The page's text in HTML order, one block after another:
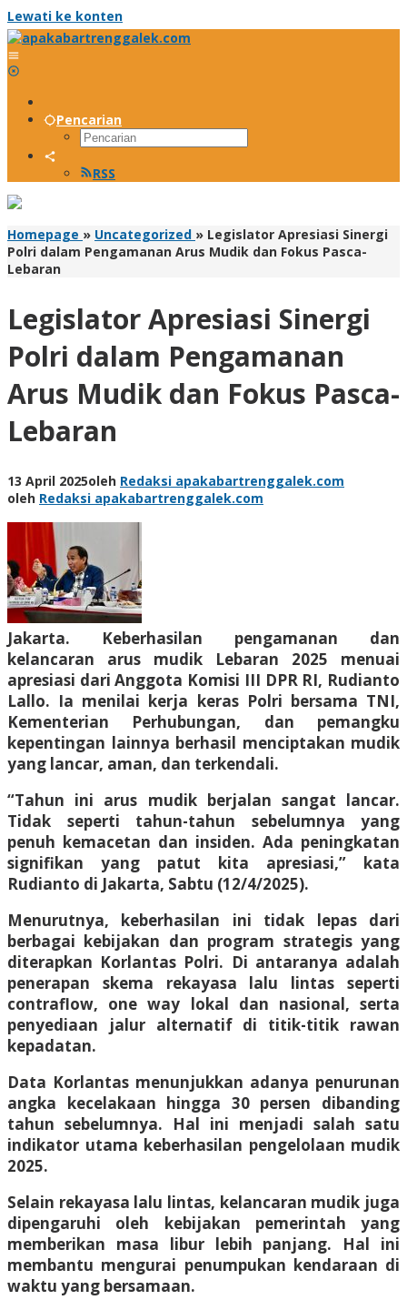
Lewati ke konten
Pencarian
RSS
Homepage » Uncategorized » Legislator Apresiasi Sinergi
Polri dalam Pengamanan Arus Mudik dan Fokus Pasca-
Lebaran
Legislator Apresiasi Sinergi
Polri dalam Pengamanan
Arus Mudik dan Fokus Pasca-
Lebaran
13 April 2025oleh Redaksi apakabartrenggalek.com
oleh Redaksi apakabartrenggalek.com
Jakarta. Keberhasilan pengamanan dan
kelancaran arus mudik Lebaran 2025 menuai
apresiasi dari Anggota Komisi III DPR RI, Rudianto
Lallo. Ia menilai kerja keras Polri bersama TNI,
Kementerian Perhubungan, dan pemangku
kepentingan lainnya berhasil menciptakan mudik
yang lancar, aman, dan terkendali.
“Tahun ini arus mudik berjalan sangat lancar.
Tidak seperti tahun-tahun sebelumnya yang
penuh kemacetan dan insiden. Ada peningkatan
signifikan yang patut kita apresiasi,” kata
Rudianto di Jakarta, Sabtu (12/4/2025).
Menurutnya, keberhasilan ini tidak lepas dari
berbagai kebijakan dan program strategis yang
diterapkan Korlantas Polri. Di antaranya adalah
penerapan skema rekayasa lalu lintas seperti
contraflow, one way lokal dan nasional, serta
penyediaan jalur alternatif di titik-titik rawan
kepadatan.
Data Korlantas menunjukkan adanya penurunan
angka kecelakaan hingga 30 persen dibanding
tahun sebelumnya. Hal ini menjadi salah satu
indikator utama keberhasilan pengelolaan mudik
2025.
Selain rekayasa lalu lintas, kelancaran mudik juga
dipengaruhi oleh kebijakan pemerintah yang
memberikan masa libur lebih panjang. Hal ini
membantu mengurai penumpukan kendaraan di
waktu yang bersamaan.